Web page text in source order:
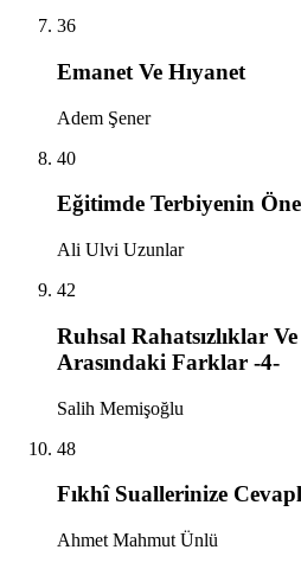
36
Emanet Ve Hıyanet
Adem Şener
40
Eğitimde Terbiyenin
Ali Ulvi Uzunlar
42
Ruhsal Rahatsızlıklar
Arasındaki Farklar -4-
Salih Memişoğlu
48
Fıkhî Suallerinize
Ahmet Mahmut Ünlü